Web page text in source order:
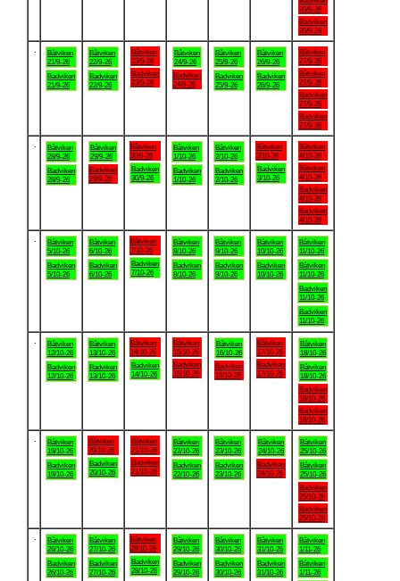
20/9-26
Badviken
20/9-26
Båtviken
21/9-26
Badviken
21/9-26
Båtviken
22/9-26
Badviken
22/9-26
Båtviken
23/9-26
Badviken
23/9-26
Båtviken
24/9-26
Badviken
24/9-26
Båtviken
25/9-26
Badviken
25/9-26
Båtviken
26/9-26
Badviken
26/9-26
Båtviken
27/9-26
Båtviken
27/9-26
Badviken
27/9-26
Badviken
27/9-26
Båtviken
28/9-26
Badviken
28/9-26
Båtviken
29/9-26
Badviken
29/9-26
Båtviken
30/9-26
Badviken
30/9-26
Båtviken
1/10-26
Badviken
1/10-26
Båtviken
2/10-26
Badviken
2/10-26
Båtviken
3/10-26
Badviken
3/10-26
Båtviken
4/10-26
Båtviken
4/10-26
Badviken
4/10-26
Badviken
4/10-26
Båtviken
5/10-26
Badviken
5/10-26
Båtviken
6/10-26
Badviken
6/10-26
Båtviken
7/10-26
Badviken
7/10-26
Båtviken
8/10-26
Badviken
8/10-26
Båtviken
9/10-26
Badviken
9/10-26
Båtviken
10/10-26
Badviken
10/10-26
Båtviken
11/10-26
Båtviken
11/10-26
Badviken
11/10-26
Badviken
11/10-26
Båtviken
12/10-26
Badviken
12/10-26
Båtviken
13/10-26
Badviken
13/10-26
Båtviken
14/10-26
Badviken
14/10-26
Båtviken
15/10-26
Badviken
15/10-26
Båtviken
16/10-26
Badviken
16/10-26
Båtviken
17/10-26
Badviken
17/10-26
Båtviken
18/10-26
Båtviken
18/10-26
Badviken
18/10-26
Badviken
18/10-26
Båtviken
19/10-26
Badviken
19/10-26
Båtviken
20/10-26
Badviken
20/10-26
Båtviken
21/10-26
Badviken
21/10-26
Båtviken
22/10-26
Badviken
22/10-26
Båtviken
23/10-26
Badviken
23/10-26
Båtviken
24/10-26
Badviken
24/10-26
Båtviken
25/10-26
Båtviken
25/10-26
Badviken
25/10-26
Badviken
25/10-26
Båtviken
26/10-26
Badviken
26/10-26
Båtviken
27/10-26
Badviken
27/10-26
Båtviken
28/10-26
Badviken
28/10-26
Båtviken
29/10-26
Badviken
29/10-26
Båtviken
30/10-26
Badviken
30/10-26
Båtviken
31/10-26
Badviken
31/10-26
Båtviken
1/11-26
Båtviken
1/11-26